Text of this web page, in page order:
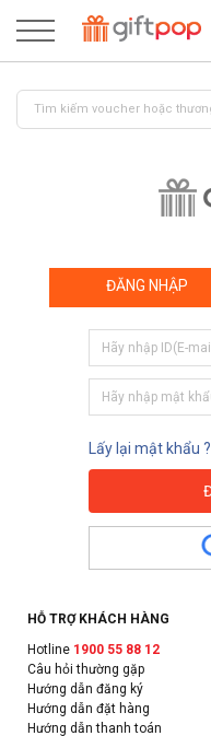
ĐĂNG NHẬP
Lấy lại mật khẩu ?
HỖ TRỢ KHÁCH HÀNG
Hotline 1900 55 88 12
Câu hỏi thường gặp
Hướng dẫn đăng ký
Hướng dẫn đặt hàng
Hướng dẫn thanh toán